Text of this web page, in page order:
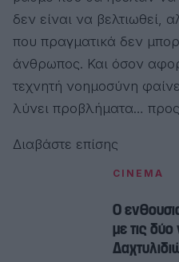
δεν είναι να βελτιωθεί,
που πραγματικά δεν
άνθρωπος. Και όσον
τεχνητή νοημοσύνη
λύνει προβλήματα…
Διαβάστε επίσης
CINEMA
Ο
με τις